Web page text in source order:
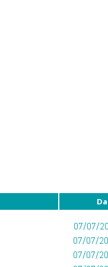
07/07/
07/07/
07/07/